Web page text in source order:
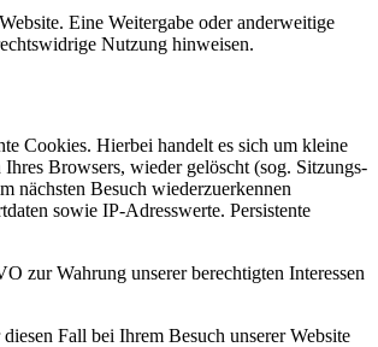
Eine Weitergabe oder anderweitige
Nutzung hinweisen.
Cookies. Hierbei handelt es sich um kleine
Browsers, wieder gelöscht (sog. Sitzungs-
nächsten Besuch wiederzuerkennen
sowie IP-Adresswerte. Persistente
zur Wahrung unserer berechtigten Interessen
Fall bei Ihrem Besuch unserer Website